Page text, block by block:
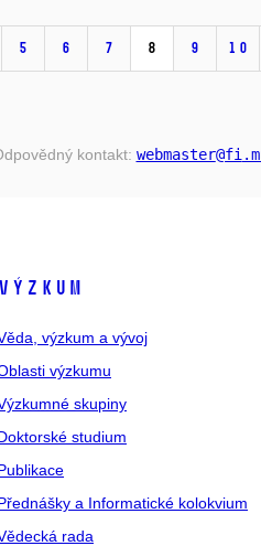
5 6 7 8 9 10
kontakt: webmaster@fi
VÝZKUM
výzkum a vývoj
výzkumu
skupiny
studium
a Informatické kolokvium
rada